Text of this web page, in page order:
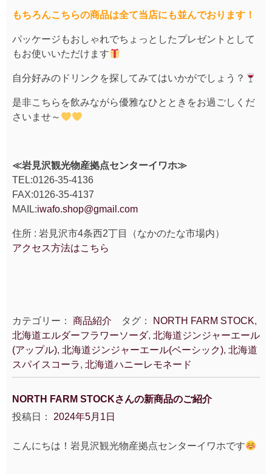
もちろんこちらの商品は全て当店にも並んでおります！
パッケージもおしゃれでちょっとしたプレゼントとして
もお使いいただけます
自分好みのドリンクを探してみてはいかがでしょう？
是非こちらを飲みながら優雅なひとときをお過ごしくだ
さいませ～
≪岩見沢観光物産拠点センターイワホ≫
TEL:0126-35-4136
FAX:0126-35-4137
MAIL:iwafo.shop@gmail.com
住所 : 岩見沢市4条西2丁目（なかのたな市場内）
アクセス方法はこちら
カテゴリー： 商品紹介 タグ： NORTH FARM STOCK,
北海道エルダーフラワーソーダ, 北海道ジンジャーエール
(アップル), 北海道ジンジャーエール(ベーシック), 北海道
スパイスコーラ, 北海道ハニーレモネード
NORTH FARM STOCKさんの新商品のご紹介
投稿日： 2024年5月1日
こんにちは！岩見沢観光物産拠点センターイワホです